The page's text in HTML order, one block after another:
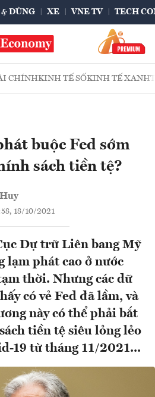
DÙNG XE VNE TV TECH
CHÍNHKINH TẾ SỐKINH TẾ XANH
buộc Fed sớm
sách tiền tệ?
18/10/2021
Dự trữ Liên bang Mỹ
lạm phát cao ở nước
thời. Nhưng các dữ
có vẻ Fed đã lầm, và
này có thể phải bắt
tiền tệ siêu lỏng lẻo
19 từ tháng 11/2021...